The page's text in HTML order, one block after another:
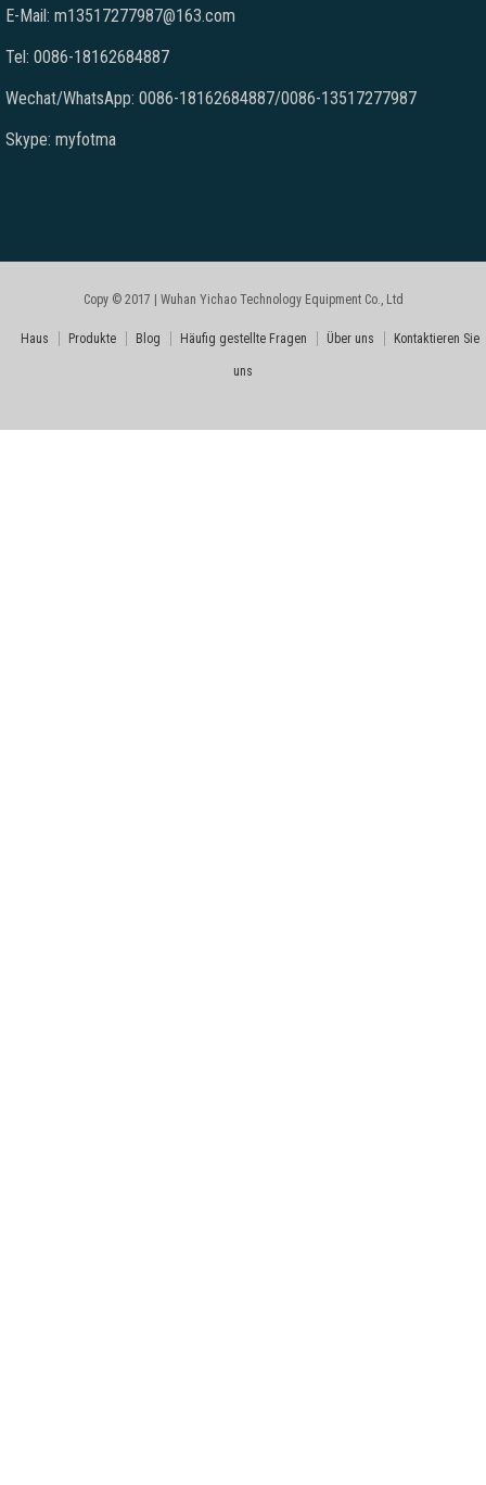
E-Mail: m13517277987@163.com
Tel: 0086-18162684887
Wechat/WhatsApp: 0086-18162684887/0086-13517277987
Skype: myfotma
Copy © 2017 | Wuhan Yichao Technology Equipment Co., Ltd
Haus Produkte Blog Häufig gestellte Fragen Über uns Kontaktieren Sie
uns